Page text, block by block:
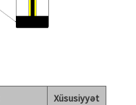
Xüsusiyyət